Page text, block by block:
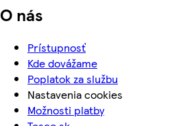
O nás
Prístupnosť
Kde dovážame
Poplatok za službu
Nastavenia cookies
Možnosti platby